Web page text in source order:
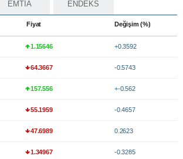
EMTİA ENDEKS
Fiyat Değişim (%)
1.15646 +0.3592
64.3667 -0.5743
157.556 +-0.562
55.1959 -0.4657
47.6989 0.2623
1.34967 -0.3285